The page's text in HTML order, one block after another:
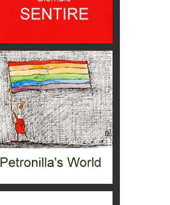
eventi
Ecco come salvare il viaggio
aereo
imprevisti...
C'era una volta la legge per le
valli del silenzio
Idee per il futuro
Torre dell'Orso, mare di Puglia
itinerari italiani
Boboli, il giardino della botanica